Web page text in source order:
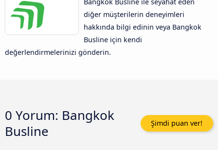
Bangkok Busline ile seyahat eden
diğer müşterilerin deneyimleri
hakkında bilgi edinin veya Bangkok
Busline için kendi
değerlendirmelerinizi gönderin.
0 Yorum: Bangkok
Busline
Şimdi puan ver!